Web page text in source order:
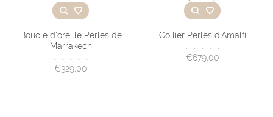
Boucle d'oreille Perles de
Marrakech
• • • • •
€329,00
Collier Perles d'Amalfi
• • • • •
€679,00